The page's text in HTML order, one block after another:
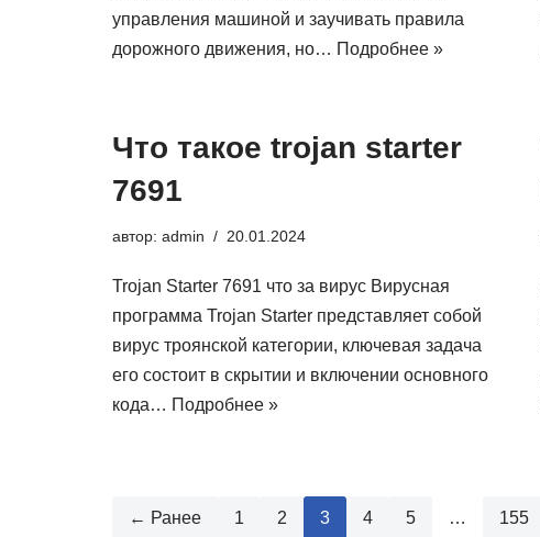
управления машиной и заучивать правила
дорожного движения, но… Подробнее »
Что такое trojan starter
7691
автор: admin 20.01.2024
Trojan Starter 7691 что за вирус Вирусная
программа Trojan Starter представляет собой
вирус троянской категории, ключевая задача
его состоит в скрытии и включении основного
кода… Подробнее »
← Ранее 1 2 3 4 5 … 155